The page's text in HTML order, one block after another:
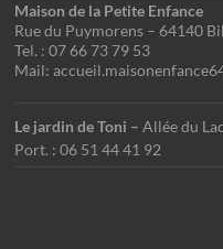
Maison de la Petite Enfance
Rue du Puymorens – 64140
Tel. : 07 66 73 79 53
Mail:
Le jardin de Toni –Allée du
Port. : 06 51 44 41 92